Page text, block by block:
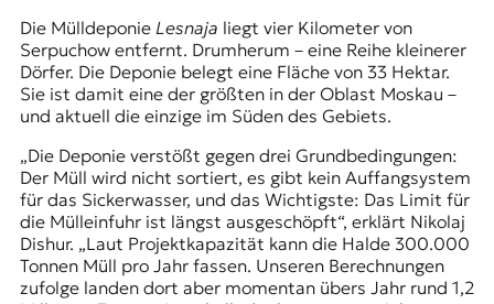
Die Mülldeponie Lesnaja liegt vier Kilometer von
Serpuchow entfernt. Drumherum – eine Reihe kleinerer
Dörfer. Die Deponie belegt eine Fläche von 33 Hektar.
Sie ist damit eine der größten in der Oblast Moskau –
und aktuell die einzige im Süden des Gebiets.
„Die Deponie verstößt gegen drei Grundbedingungen:
Der Müll wird nicht sortiert, es gibt kein Auffangsystem
für das Sickerwasser, und das Wichtigste: Das Limit für
die Mülleinfuhr ist längst ausgeschöpft“, erklärt Nikolaj
Dishur. „Laut Projektkapazität kann die Halde 300.000
Tonnen Müll pro Jahr fassen. Unseren Berechnungen
zufolge landen dort aber momentan übers Jahr rund 1,2